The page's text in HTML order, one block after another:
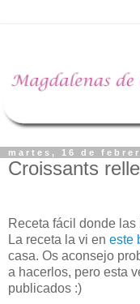
martes, 16 de
Croissants
Receta fácil donde
La receta la vi en este
casa. Os aconsejo
a hacerlos, pero esta
publicados :)